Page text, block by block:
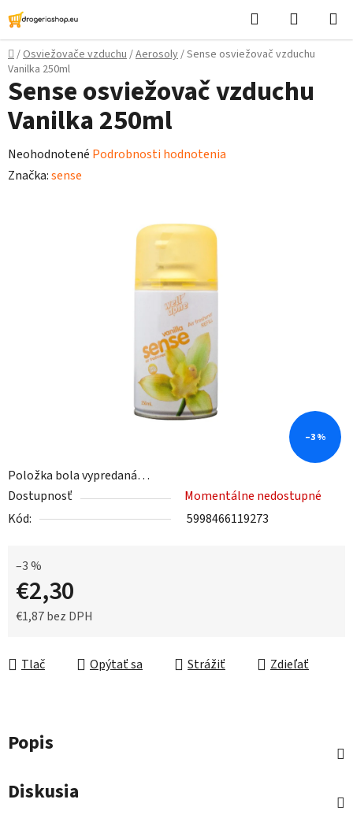
Prejsť
na
obsah
Hľadať
košík
Domov
/Osviežovače vzduchu/Aerosoly/Sense osviežovač vzduchu
Vanilka 250ml
Položka bola vypredaná…
Dostupnosť
Momentálne nedostupné
Kód:
5998466119273
–3 %
€2,30
€1,87 bez DPH
Tlač
Opýtať sa Strážiť Zdieľať
Sense osviežovač vzduchu
Vanilka 250ml
Priemerné
hodnotenie
Neohodnotené Podrobnosti hodnotenia
Značka:sense
–3 %
Popis
Diskusia